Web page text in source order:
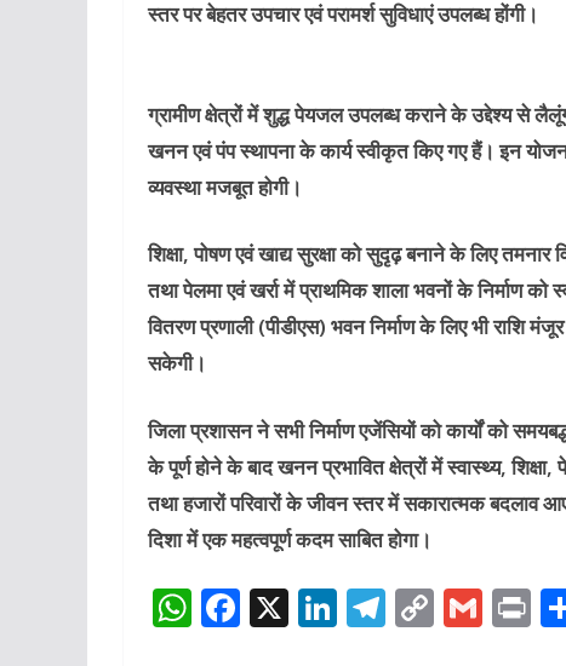
स्तर पर बेहतर उपचार एवं परामर्श सुविधाएं उपलब्ध होंगी।
ग्रामीण क्षेत्रों में शुद्ध पेयजल उपलब्ध कराने के उद्देश्य से
खनन एवं पंप स्थापना के कार्य स्वीकृत किए गए हैं। इन
व्यवस्था मजबूत होगी।
शिक्षा, पोषण एवं खाद्य सुरक्षा को सुदृढ़ बनाने के लिए
तथा पेलमा एवं खर्रा में प्राथमिक शाला भवनों के निर्माण
वितरण प्रणाली (पीडीएस) भवन निर्माण के लिए भी राशि
सकेगी।
जिला प्रशासन ने सभी निर्माण एजेंसियों को कार्यों को
के पूर्ण होने के बाद खनन प्रभावित क्षेत्रों में स्वास्थ्य,
तथा हजारों परिवारों के जीवन स्तर में सकारात्मक
दिशा में एक महत्वपूर्ण कदम साबित होगा।
W F X Li T C G P